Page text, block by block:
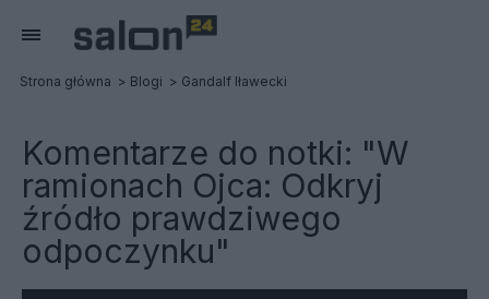
Strona główna Blogi Gandalf Iławecki
Komentarze do notki: "W
ramionach Ojca: Odkryj
źródło prawdziwego
odpoczynku"